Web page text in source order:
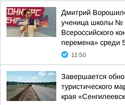
Дмитрий
ученица школы №
Всероссийского
перемена» среди
11:50
Завершается
туристического
края